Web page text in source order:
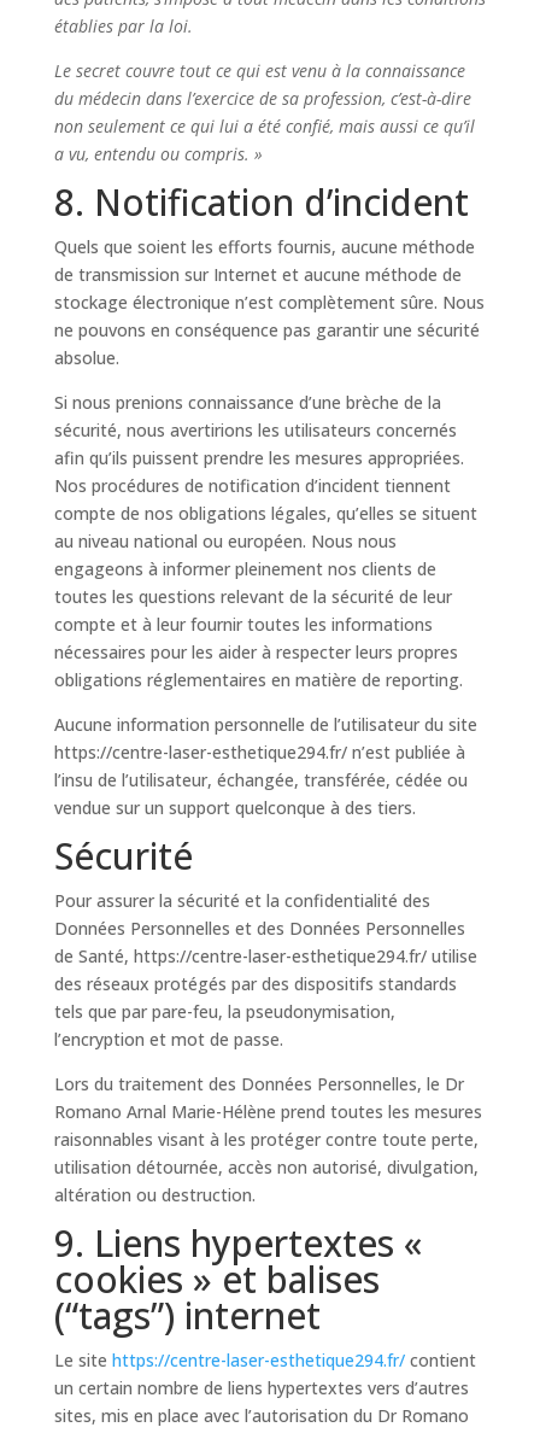
établies par la loi.
Le secret couvre tout ce qui est venu à la connaissance
du médecin dans l’exercice de sa profession, c’est-à-dire
non seulement ce qui lui a été confié, mais aussi ce qu’il
a vu, entendu ou compris. »
8. Notification d’incident
Quels que soient les efforts fournis, aucune méthode
de transmission sur Internet et aucune méthode de
stockage électronique n’est complètement sûre. Nous
ne pouvons en conséquence pas garantir une sécurité
absolue.
Si nous prenions connaissance d’une brèche de la
sécurité, nous avertirions les utilisateurs concernés
afin qu’ils puissent prendre les mesures appropriées.
Nos procédures de notification d’incident tiennent
compte de nos obligations légales, qu’elles se situent
au niveau national ou européen. Nous nous
engageons à informer pleinement nos clients de
toutes les questions relevant de la sécurité de leur
compte et à leur fournir toutes les informations
nécessaires pour les aider à respecter leurs propres
obligations réglementaires en matière de reporting.
Aucune information personnelle de l’utilisateur du site
https://centre-laser-esthetique294.fr/ n’est publiée à
l’insu de l’utilisateur, échangée, transférée, cédée ou
vendue sur un support quelconque à des tiers.
Sécurité
Pour assurer la sécurité et la confidentialité des
Données Personnelles et des Données Personnelles
de Santé, https://centre-laser-esthetique294.fr/ utilise
des réseaux protégés par des dispositifs standards
tels que par pare-feu, la pseudonymisation,
l’encryption et mot de passe.
Lors du traitement des Données Personnelles, le Dr
Romano Arnal Marie-Hélène prend toutes les mesures
raisonnables visant à les protéger contre toute perte,
utilisation détournée, accès non autorisé, divulgation,
altération ou destruction.
9. Liens hypertextes «
cookies » et balises
(“tags”) internet
Le site https://centre-laser-esthetique294.fr/contient
un certain nombre de liens hypertextes vers d’autres
sites, mis en place avec l’autorisation du Dr Romano